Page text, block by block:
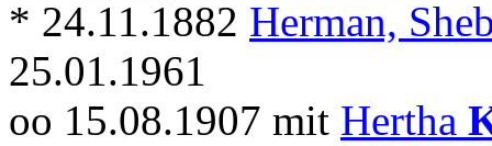
* 24.11.1882 Herman,
25.01.1961
oo 15.08.1907 mit Hertha